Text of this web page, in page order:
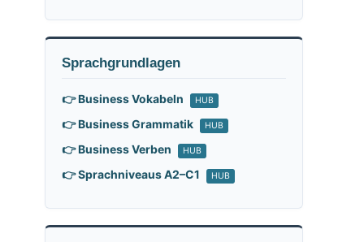
Sprachgrundlagen
👉 Business Vokabeln HUB
👉 Business Grammatik HUB
👉 Business Verben HUB
👉 Sprachniveaus A2–C1 HUB